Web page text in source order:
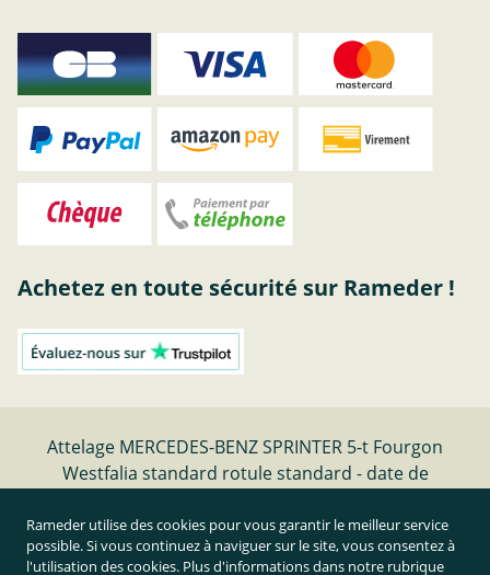
Achetez en toute sécurité sur Rameder !
Attelage MERCEDES-BENZ SPRINTER 5-t Fourgon
Westfalia standard rotule standard - date de
Résilier le contrat
Rameder utilise des cookies pour vous garantir le meilleur service
possible. Si vous continuez à naviguer sur le site, vous consentez à
l'utilisation des cookies. Plus d'informations dans notre rubrique